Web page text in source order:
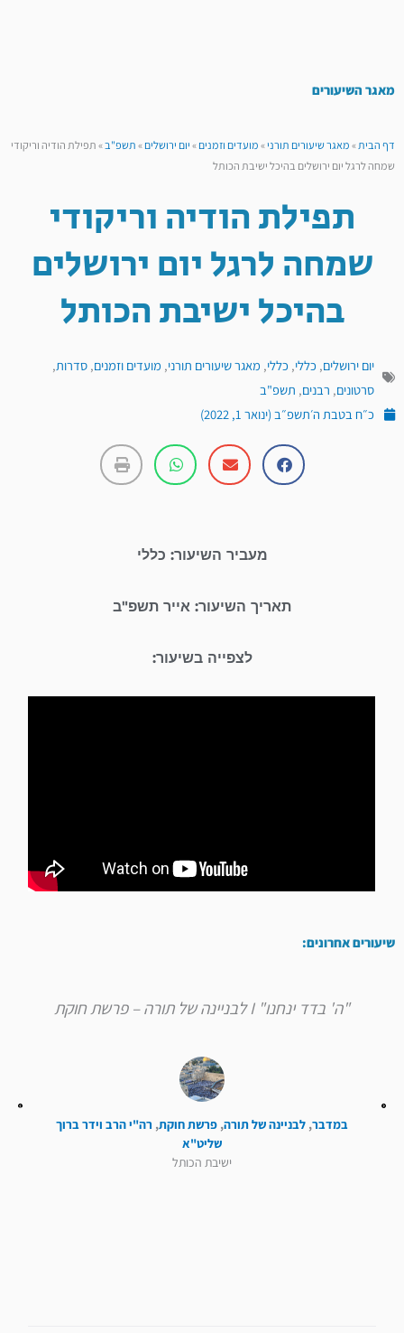
מאגר השיעורים
דף הבית»מאגר שיעורים תורני»מועדים וזמנים»יום ירושלים»תשפ"ב»תפילת הודיה וריקודי
שמחה לרגל יום ירושלים בהיכל ישיבת הכותל
תפילת הודיה וריקודי
שמחה לרגל יום ירושלים
בהיכל ישיבת הכותל
יום ירושלים, כללי, כללי, מאגר שיעורים תורני, מועדים וזמנים, סדרות,
סרטונים, רבנים, תשפ"ב
כ״ח בטבת ה׳תשפ״ב (ינואר 1, 2022)
מעביר השיעור: כללי
תאריך השיעור: אייר תשפ"ב
לצפייה בשיעור:
שיעורים אחרונים:
"ה' בדד ינחנו" I לבניינה של תורה – פרשת חוקת
במדבר, לבניינה של תורה, פרשת חוקת, רה"י הרב וידר ברוך
שליט"א
ישיבת הכותל